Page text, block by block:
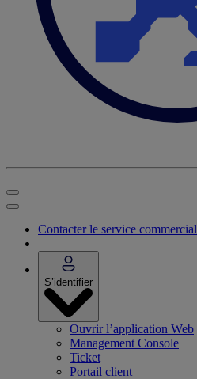
Contacter le service commercial
S’identifier
Ouvrir l’application Web
Management Console
Ticket
Portail client